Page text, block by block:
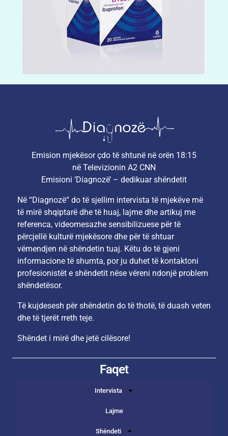
Emision mjekësor çdo të shtunë në orën 18:15
në Televizionin A2 CNN
Emisioni ‘Diagnozë’ – dedikuar shëndetit
Në “Diagnozë“ do të sjellim intervista të mjekëve më
të mirë shqiptarë dhe të huaj, lajme dhe artikuj me
referenca, videomesazhe sensibilizuese për të
përcjellë kulturë mjekësore dhe për të shtuar
vëmendjen në shëndetin tuaj. Këtu do të gjeni
informacione të shumta, por ju duhet të kontaktoni
profesionistët e shëndetit nëse vëreni ndonjë problem
shëndetësor.
Të kujdesesh për shëndetin do të thotë, të duash veten
dhe të tjerët rreth teje.
Shëndet i mirë dhe jetë cilësore!
Faqet
Intervista
Lajme
Shëndeti